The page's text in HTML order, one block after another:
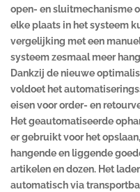
open- en sluitmechanisme
elke plaats in het systeem
vergelijking met een
systeem zesmaal meer
Dankzij de nieuwe
voldoet het
eisen voor order- en
Het geautomatiseerde
er gebruikt voor het
hangende en liggende
artikelen en dozen. Het
automatisch via